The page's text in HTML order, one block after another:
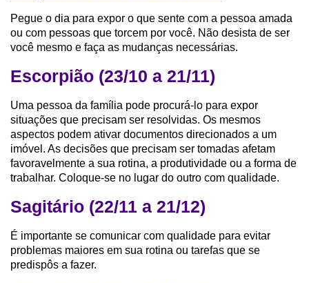
Pegue o dia para expor o que sente com a pessoa amada
ou com pessoas que torcem por você. Não desista de ser
você mesmo e faça as mudanças necessárias.
Escorpião (23/10 a 21/11)
Uma pessoa da família pode procurá-lo para expor
situações que precisam ser resolvidas. Os mesmos
aspectos podem ativar documentos direcionados a um
imóvel. As decisões que precisam ser tomadas afetam
favoravelmente a sua rotina, a produtividade ou a forma de
trabalhar. Coloque-se no lugar do outro com qualidade.
Sagitário (22/11 a 21/12)
É importante se comunicar com qualidade para evitar
problemas maiores em sua rotina ou tarefas que se
predispôs a fazer.